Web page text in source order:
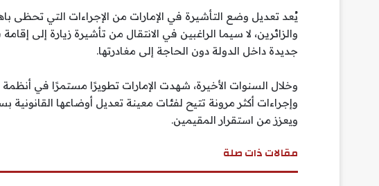
يُعد تعديل وضع التأشيرة في الإمارات من الإجراءات التي تحظى
والزائرين، لا سيما الراغبين في الانتقال من تأشيرة زيارة إلى
جديدة داخل الدولة دون الحاجة إلى مغادرتها.
وخلال السنوات الأخيرة، شهدت الإمارات تطويرًا مستمرًا في
وإجراءات أكثر مرونة تتيح لفئات معينة تعديل أوضاعها
ويعزز من استقرار المقيمين.
مقالات ذات صلة